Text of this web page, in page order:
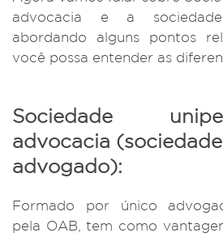
advocacia e a sociedade
abordando alguns pontos
você possa entender as
Sociedade
advocacia
advogado):
Formado por único
pela OAB, tem como